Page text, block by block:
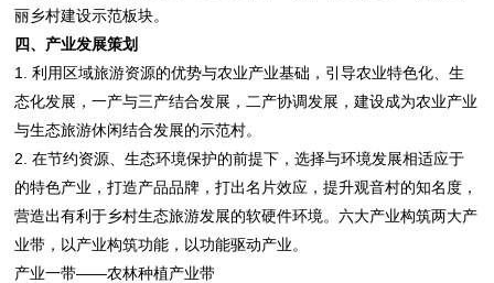
丽乡村建设示范板块。
四、产业发展策划
1. 利用区域旅游资源的优势与农业产业基础，引导农业特色化、生
态化发展，一产与三产结合发展，二产协调发展，建设成为农业产业
与生态旅游休闲结合发展的示范村。
2. 在节约资源、生态环境保护的前提下，选择与环境发展相适应于
的特色产业，打造产品品牌，打出名片效应，提升观音村的知名度，
营造出有利于乡村生态旅游发展的软硬件环境。六大产业构筑两大产
业带，以产业构筑功能，以功能驱动产业。
产业一带——农林种植产业带